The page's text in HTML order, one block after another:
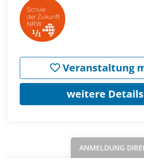
Veranstaltung
weitere Details
ANMELDUNG